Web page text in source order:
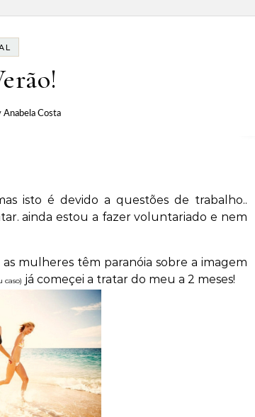
Anabela Costa
isto é devido a questões de trabalho..
ainda estou a fazer voluntariado e nem
mulheres têm paranóia sobre a imagem
caso) já começei a tratar do meu a 2 meses!